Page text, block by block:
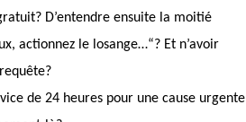
D’entendre ensuite la moitié
actionnez le losange…“? Et n’avoir
de 24 heures pour une cause urgente